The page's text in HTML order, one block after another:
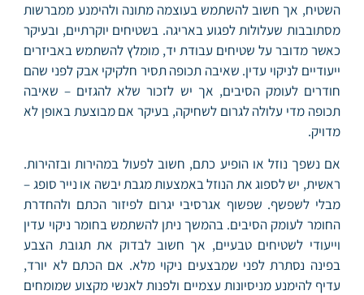
השטיח, אך חשוב להשתמש בעוצמה מתונה ולהימנע ממברשות
מסתובבות שעלולות לפגוע באריגה. בשטיחים יוקרתיים, ובעיקר
כאשר מדובר על שטיחים עבודת יד, מומלץ להשתמש באביזרים
ייעודיים לניקוי עדין. שאיבה תכופה תסיר חלקיקי אבק לפני שהם
חודרים לעומק הסיבים, אך יש לזכור שלא להגזים – שאיבה
תכופה מדי עלולה לגרום לשחיקה, בעיקר אם מבוצעת באופן לא
מדויק.
אם נשפך נוזל או הופיע כתם, חשוב לפעול במהירות ובזהירות.
ראשית, יש לספוג את הנוזל באמצעות מגבת יבשה או נייר סופג –
מבלי לשפשף. שפשוף אגרסיבי יגרום לפיזור הכתם ולהחדרת
החומר לעומק הסיבים. בהמשך ניתן להשתמש בחומר ניקוי עדין
וייעודי לשטיחים טבעיים, אך חשוב לבדוק את תגובת הצבע
בפינה נסתרת לפני שמבצעים ניקוי מלא. אם הכתם לא יורד,
עדיף להימנע מניסיונות עצמיים ולפנות לאנשי מקצוע שמומחים